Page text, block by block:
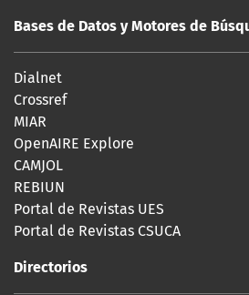
Bases de Datos y Motores de
Dialnet
Crossref
MIAR
OpenAIRE Explore
CAMJOL
REBIUN
Portal de Revistas UES
Portal de Revistas CSUCA
Directorios